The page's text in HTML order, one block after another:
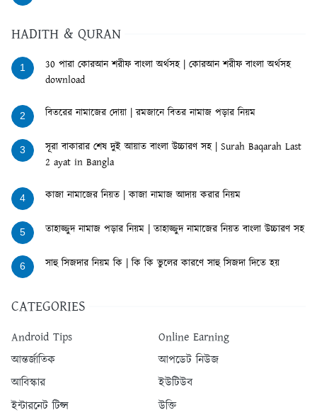
HADITH & QURAN
1
30 পারা কোরআন শরীফ বাংলা অর্থসহ | কোরআন শরীফ বাংলা অর্থসহ
download
2 বিতরের নামাজের দোয়া | রমজানে বিতর নামাজ পড়ার নিয়ম
3
সূরা বাকারার শেষ দুই আয়াত বাংলা উচ্চারণ সহ | Surah Baqarah Last
2 ayat in Bangla
4 কাজা নামাজের নিয়ত | কাজা নামাজ আদায় করার নিয়ম
5 তাহাজ্জুদ নামাজ পড়ার নিয়ম | তাহাজ্জুদ নামাজের নিয়ত বাংলা উচ্চারণ সহ
6 সাহু সিজদার নিয়ম কি | কি কি ভুলের কারণে সাহু সিজদা দিতে হয়
CATEGORIES
Android Tips
Online Earning
আন্তর্জাতিক
আপডেট নিউজ
আবিস্কার
ইউটিউব
ইন্টারনেট টিপ্স
উক্তি